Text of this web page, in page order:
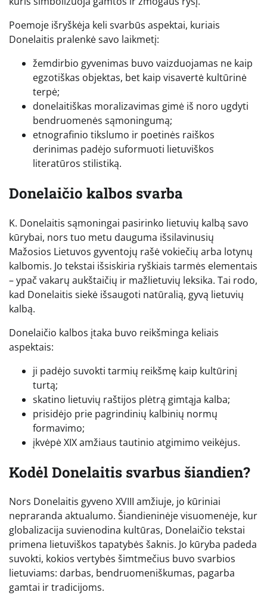
Poemoje išryškėja keli svarbūs aspektai, kuriais
Donelaitis pralenkė savo laikmetį:
žemdirbio gyvenimas buvo vaizduojamas ne kaip
egzotiškas objektas, bet kaip visavertė kultūrinė
terpė;
donelaitiškas moralizavimas gimė iš noro ugdyti
bendruomenės sąmoningumą;
etnografinio tikslumo ir poetinės raiškos
derinimas padėjo suformuoti lietuviškos
literatūros stilistiką.
Donelaičio kalbos svarba
K. Donelaitis sąmoningai pasirinko lietuvių kalbą savo
kūrybai, nors tuo metu dauguma išsilavinusių
Mažosios Lietuvos gyventojų rašė vokiečių arba lotynų
kalbomis. Jo tekstai išsiskiria ryškiais tarmės elementais
– ypač vakarų aukštaičių ir mažlietuvių leksika. Tai rodo,
kad Donelaitis siekė išsaugoti natūralią, gyvą lietuvių
kalbą.
Donelaičio kalbos įtaka buvo reikšminga keliais
aspektais:
ji padėjo suvokti tarmių reikšmę kaip kultūrinį
turtą;
skatino lietuvių raštijos plėtrą gimtąja kalba;
prisidėjo prie pagrindinių kalbinių normų
formavimo;
įkvėpė XIX amžiaus tautinio atgimimo veikėjus.
Kodėl Donelaitis svarbus šiandien?
Nors Donelaitis gyveno XVIII amžiuje, jo kūriniai
nepraranda aktualumo. Šiandieninėje visuomenėje, kur
globalizacija suvienodina kultūras, Donelaičio tekstai
primena lietuviškos tapatybės šaknis. Jo kūryba padeda
suvokti, kokios vertybės šimtmečius buvo svarbios
lietuviams: darbas, bendruomeniškumas, pagarba
gamtai ir tradicijoms.